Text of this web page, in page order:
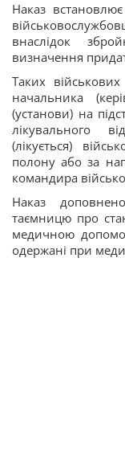
Наказ
внаслідок
визначення
Таких
начальника
(установи) на
лікувального
(лікується)
полону або за
командира
Наказ
таємницю про
медичною
одержані при